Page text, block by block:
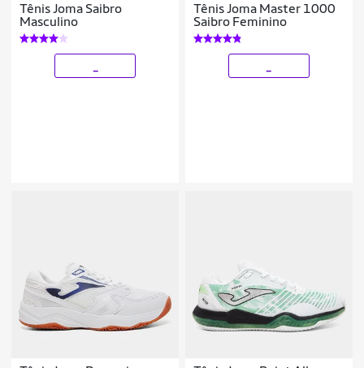
Tênis Joma Saibro
Masculino
Tênis Joma Master 1000
Saibro Feminino